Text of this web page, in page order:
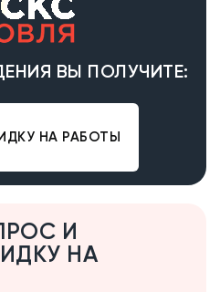
ВЫ ПОЛУЧИТЕ:
НА РАБОТЫ
И
НА